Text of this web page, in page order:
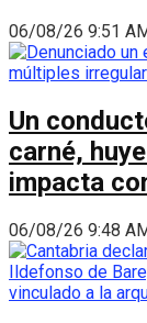
06/08/26 9:51
Un
carné,
impacta
06/08/26 9:48